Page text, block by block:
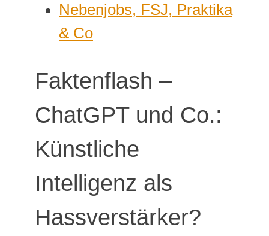
Nebenjobs, FSJ, Praktika
& Co
Faktenflash –
ChatGPT und Co.:
Künstliche
Intelligenz als
Hassverstärker?